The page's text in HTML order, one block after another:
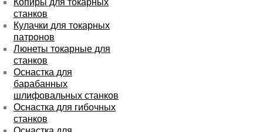
станков
Кулачки для токарных
патронов
Люнеты токарные для
станков
Оснастка для
барабанных
шлифовальных станков
Оснастка для гибочных
станков